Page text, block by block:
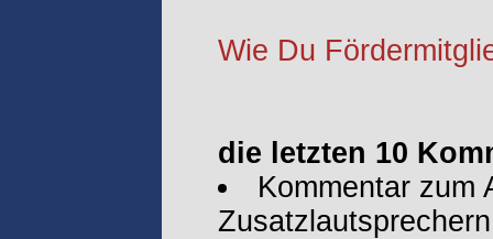
Wie Du
die letzten 10
Kommentar zum